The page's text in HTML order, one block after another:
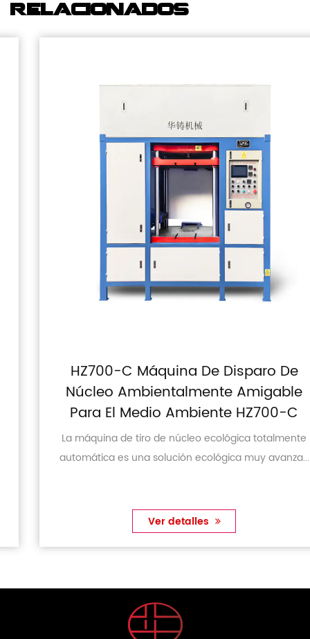
relacionados
HZ700-C Máquina De Disparo De
Núcleo Ambientalmente Amigable
Para El Medio Ambiente HZ700-C
La máquina de tiro de núcleo ecológica totalmente
automática es una solución ecológica muy avanza...
Ver detalles